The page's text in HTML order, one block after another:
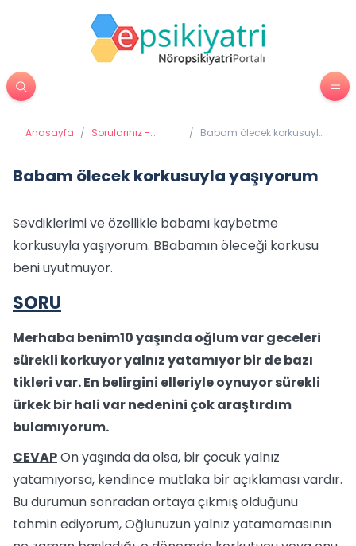
Anasayfa / Sorularınız -
/ Babam ölecek korkusuyla
Babam ölecek korkusuyla yaşıyorum
Sevdiklerimi ve özellikle babamı kaybetme
korkusuyla yaşıyorum. BBabamın öleceği korkusu
beni uyutmuyor.
SORU
Merhaba benim10 yaşında oğlum var geceleri
sürekli korkuyor yalnız yatamıyor bir de bazı
tikleri var. En belirgini elleriyle oynuyor sürekli
ürkek bir hali var nedenini çok araştırdım
bulamıyorum.
CEVAPOn yaşında da olsa, bir çocuk yalnız
yatamıyorsa, kendince mutlaka bir açıklaması vardır.
Bu durumun sonradan ortaya çıkmış olduğunu
tahmin ediyorum, Oğlunuzun yalnız yatamamasının